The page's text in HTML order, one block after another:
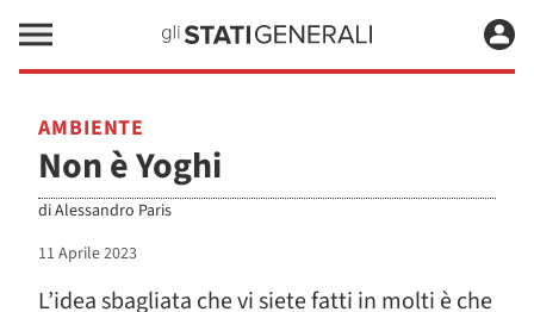
AMBIENTE
Non è Yoghi
diAlessandro Paris
11 Aprile 2023
L’idea sbagliata che vi siete fatti in molti è che